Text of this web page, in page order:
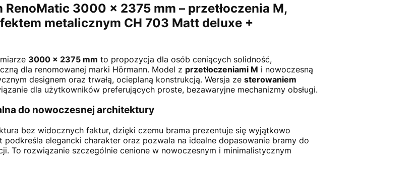
3000 × 2375 mm – przetłoczenia M,
metalicznym CH 703 Matt deluxe +
3000 × 2375 mm to propozycja dla osób ceniących solidność,
dla renomowanej marki Hörmann. Model z przetłoczeniami M i nowoczesną
designem oraz trwałą, ocieplaną konstrukcją. Wersja ze sterowaniem
dla użytkowników preferujących proste, bezawaryjne mechanizmy obsługi.
do nowoczesnej architektury
bez widocznych faktur, dzięki czemu brama prezentuje się wyjątkowo
elegancki charakter oraz pozwala na idealne dopasowanie bramy do
To rozwiązanie szczególnie cenione w nowoczesnym i minimalistycznym